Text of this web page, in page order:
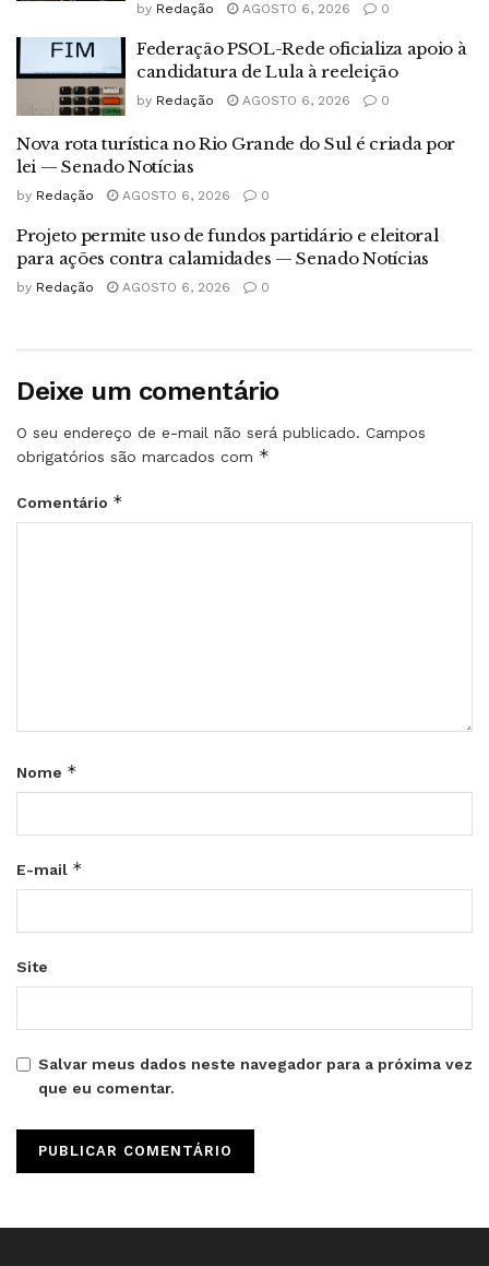
by Redação AGOSTO 6, 2026 0
Federação PSOL-Rede oficializa apoio à
candidatura de Lula à reeleição
by Redação AGOSTO 6, 2026 0
Nova rota turística no Rio Grande do Sul é criada por
lei — Senado Notícias
by Redação AGOSTO 6, 2026 0
Projeto permite uso de fundos partidário e eleitoral
para ações contra calamidades — Senado Notícias
by Redação AGOSTO 6, 2026 0
Deixe um comentário
O seu endereço de e-mail não será publicado. Campos
obrigatórios são marcados com *
Comentário *
Nome *
E-mail *
Site
Salvar meus dados neste navegador para a próxima vez
que eu comentar.